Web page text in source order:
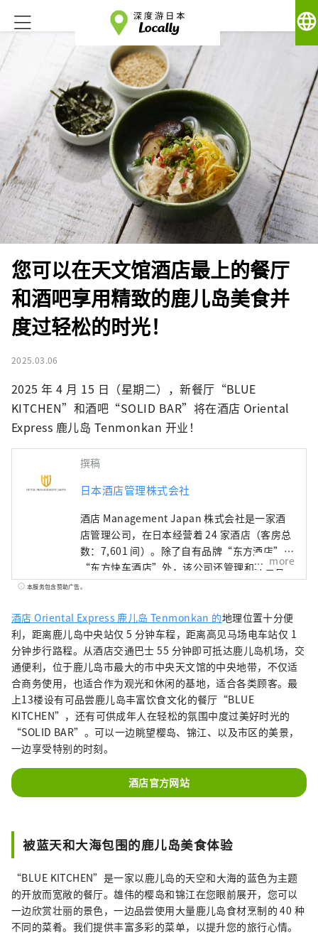
language
您可以在天文馆酒店最上的餐厅
和酒吧享用精致的鹿儿岛美食并
度过轻松的时光！
2025.03.06
2025 年 4 月 15 日（星期二），新餐厅“BLUE
KITCHEN”和酒吧“SOLID BAR”将在酒店 Oriental
Express 鹿儿岛 Tenmonkan 开业！
撰稿
日本酒店管理株式会社
酒店 Management Japan 株式会社是一家酒
店管理公司，在日本经营着 24 家酒店（客房总
数：7,601 间）。除了自有品牌“东方酒店”和
“东方快车酒店”外，该公司还管理和经营各
种酒店，包括“希尔顿”、“喜来登”和“日
more
本服务包含赞助广告。
酒店 Oriental Express 鹿儿岛 Tenmonkan 的地理位置十分便
利，距离鹿儿岛中央站仅 5 分钟车程，距离高见马场电车站仅 1
分钟步行路程。从酒店交通巴士 55 分钟即可抵达鹿儿岛机场，交
通便利，位于鹿儿岛市最大的市中央天文馆的中央地带，不仅适
合商务使用，也适合作为观光和休闲的基地，适合各类顾客。最
上13楼设有可品尝鹿儿岛丰富饮食文化的餐厅“BLUE
KITCHEN”，还有可供成年人在轻松的氛围中度过美好时光的
“SOLID BAR”。可以一边眺望樱岛、锦江、以及市区的美景，
一边享受特别的时刻。
酒店官方网站
被蓝天和大海包围的鹿儿岛美食体验
“BLUE KITCHEN”是一家以鹿儿岛的天空和大海的蓝色为主题
的开放而宽敞的餐厅。雄伟的樱岛和锦江在您眼前展开，您可以
一边欣赏壮丽的景色，一边品尝使用大量鹿儿岛食材烹制的 40 种
不同的菜肴。我们提供丰富多彩的菜单，以提升您的旅行心情。